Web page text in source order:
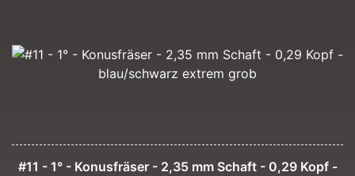
#11 - 1° - Konusfräser - 2,35 mm Schaft - 0,29 Kopf -